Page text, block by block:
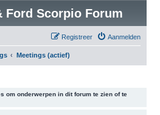
Ford Scorpio Forum
Aanmelden
Registreer
Meetings (actief)
om onderwerpen in dit forum te zien of te